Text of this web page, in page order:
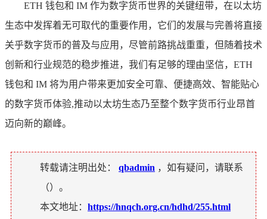
ETH 钱包和 IM 作为数字货币世界的关键纽带，在以太坊
生态中发挥着无可取代的重要作用，它们的发展与完善将直接
关乎数字货币的普及与应用，尽管前路挑战重重，但随着技术
创新和行业规范的稳步推进，我们有足够的理由坚信，ETH
钱包和 IM 将为用户带来更加安全可靠、便捷高效、智能贴心
的数字货币体验,推动以太坊生态乃至整个数字货币行业昂首
迈向新的巅峰。
转载请注明出处： qbadmin ，如有疑问，请联系
（）。
本文地址： https://hnqch.org.cn/hdhd/255.html